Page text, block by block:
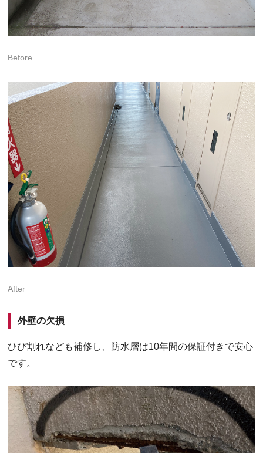
Before
After
外壁の欠損
ひび割れなども補修し、防水層は10年間の保証付きで安心
です。